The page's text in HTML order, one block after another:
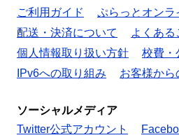
ご利用ガイド
ぷらっとオンラ
配送・決済について
よくある
個人情報取り扱い方針
校費・
IPv6への取り組み
お客様から
ソーシャルメディア
Twitter公式アカウント